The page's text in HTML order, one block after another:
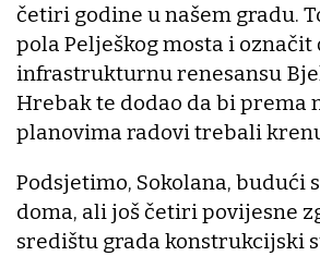
četiri godine u našem gradu.
pola Pelješkog mosta i označit
infrastrukturnu renesansu
Hrebak te dodao da bi prema
planovima radovi trebali
Podsjetimo, Sokolana, budući
doma, ali još četiri povijesne
središtu grada konstrukcijski